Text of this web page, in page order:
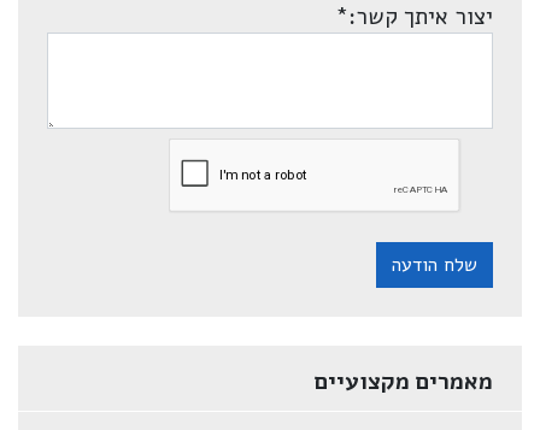
יצור איתך קשר:*
שלח הודעה
מאמרים מקצועיים